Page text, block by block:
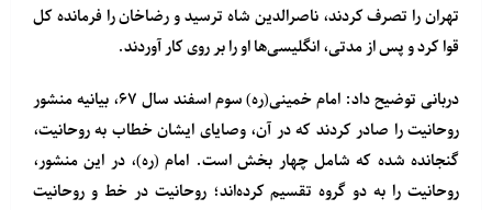
تهران را تصرف کردند، ناصرالدین شاه ترسید و رضاخان را فرمانده کل
قوا کرد و پس از مدتی، انگلیسی‌ها او را بر روی کار آوردند.
دربانی توضیح داد: امام خمینی(ره) سوم اسفند سال ۶۷، بیانیه منشور
روحانیت را صادر کردند که در آن، وصایای ایشان خطاب به روحانیت،
گنجانده شده که شامل چهار بخش است. امام (ره)، در این منشور،
روحانیت را به دو گروه تقسیم کرده‌اند؛ روحانیت در خط و روحانیت